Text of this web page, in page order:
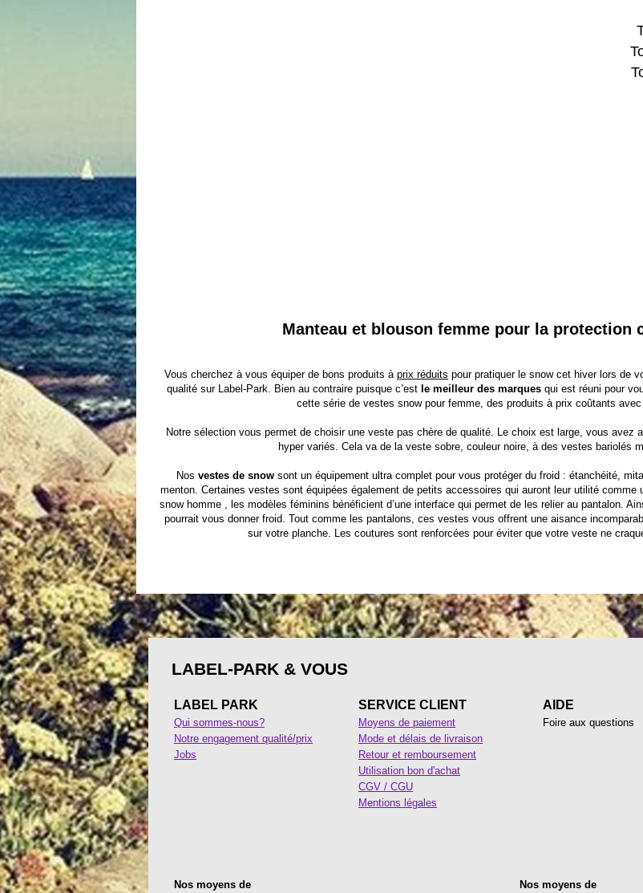
Manteau et blouson femme pour la protection
Vous cherchez à vous équiper de bons produits à prix réduits pour pratiquer le snowcet hiver lors de
qualité sur Label-Park. Bien au contraire puisque c’est le meilleur des marques qui est réuni pour
cette série de vestes snow pour femme, des produits à prix coûtants
Notre sélection vous permet de choisir une veste pas chère de qualité. Le choix est large, vous
hyper variés. Cela va de la veste sobre, couleur noire, à des vestes bariolés
Nos vestes de snowsont un équipement ultra complet pour vous protéger du froid : étanchéité,
menton. Certaines vestes sont équipées également de petits accessoires qui auront leur utilité
snow homme , les modèles féminins bénéficient d’une interface qui permet de les relier au pantalon.
pourrait vous donner froid. Tout comme les pantalons, ces vestes vous offrent une aisance
sur votre planche. Les coutures sont renforcées pour éviter que votre veste ne
LABEL-PARK & VOUS
LABEL PARK
Qui sommes-nous?
Notre engagement qualité/prix
Jobs
SERVICE CLIENT
Moyens de paiement
Mode et délais de livraison
Retour et remboursement
Utilisation bon d'achat
CGV / CGU
Mentions légales
AIDE
Foire aux questions
Nos moyens de
Nos moyens de